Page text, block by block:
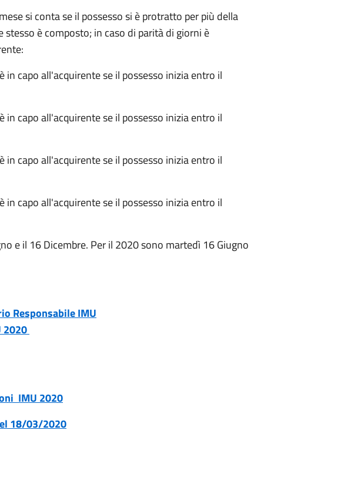
si conta se il possesso si è protratto per più della
stesso è composto; in caso di parità di giorni è
in capo all'acquirente se il possesso inizia entro il
in capo all'acquirente se il possesso inizia entro il
in capo all'acquirente se il possesso inizia entro il
in capo all'acquirente se il possesso inizia entro il
e il 16 Dicembre. Per il 2020 sono martedì 16 Giugno
Responsabile IMU
2020
IMU 2020
18/03/2020